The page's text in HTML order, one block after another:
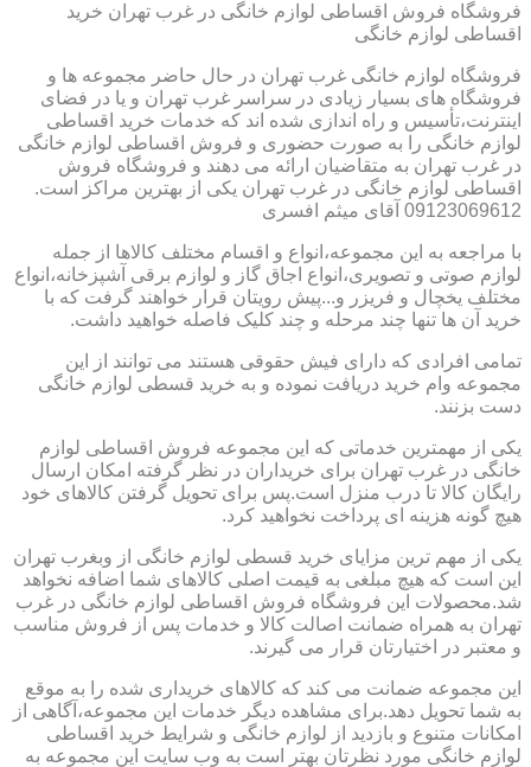
فروشگاه فروش اقساطی لوازم خانگی در غرب تهران خرید
اقساطی لوازم خانگی
فروشگاه لوازم خانگی غرب تهران در حال حاضر مجموعه ها و
فروشگاه های بسیار زیادی در سراسر غرب تهران و یا در فضای
اینترنت،تأسیس و راه اندازی شده اند که خدمات خرید اقساطی
لوازم خانگی را به صورت حضوری و فروش اقساطی لوازم خانگی
در غرب تهران به متقاضیان ارائه می دهند و فروشگاه فروش
اقساطی لوازم خانگی در غرب تهران یکی از بهترین مراکز است.
09123069612 آقای میثم افسری
با مراجعه به این مجموعه،انواع و اقسام مختلف کالاها از جمله
لوازم صوتی و تصویری،انواع اجاق گاز و لوازم برقی آشپزخانه،انواع
مختلف یخچال و فریزر و...پیش رویتان قرار خواهند گرفت که با
خرید آن ها تنها چند مرحله و چند کلیک فاصله خواهید داشت.
تمامی افرادی که دارای فیش حقوقی هستند می توانند از این
مجموعه وام خرید دریافت نموده و به خرید قسطی لوازم خانگی
دست بزنند.
یکی از مهمترین خدماتی که این مجموعه فروش اقساطی لوازم
خانگی در غرب تهران برای خریداران در نظر گرفته امکان ارسال
رایگان کالا تا درب منزل است.پس برای تحویل گرفتن کالاهای خود
هیچ گونه هزینه ای پرداخت نخواهید کرد.
یکی از مهم ترین مزایای خرید قسطی لوازم خانگی از وبغرب تهران
این است که هیچ مبلغی به قیمت اصلی کالاهای شما اضافه نخواهد
شد.محصولات این فروشگاه فروش اقساطی لوازم خانگی در غرب
تهران به همراه ضمانت اصالت کالا و خدمات پس از فروش مناسب
و معتبر در اختیارتان قرار می گیرند.
این مجموعه ضمانت می کند که کالاهای خریداری شده را به موقع
به شما تحویل دهد.برای مشاهده دیگر خدمات این مجموعه،آگاهی از
امکانات متنوع و بازدید از لوازم خانگی و شرایط خرید اقساطی
لوازم خانگی مورد نظرتان بهتر است به وب سایت این مجموعه به